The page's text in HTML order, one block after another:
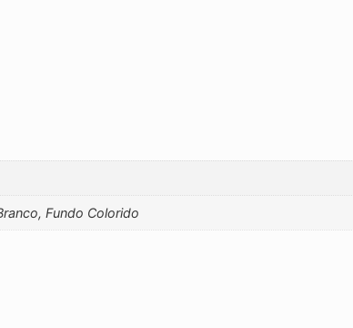
Fundo Colorido